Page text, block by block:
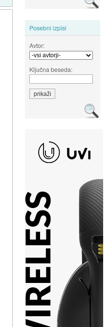
Posebni izpisi
Avtor:
Ključna beseda: